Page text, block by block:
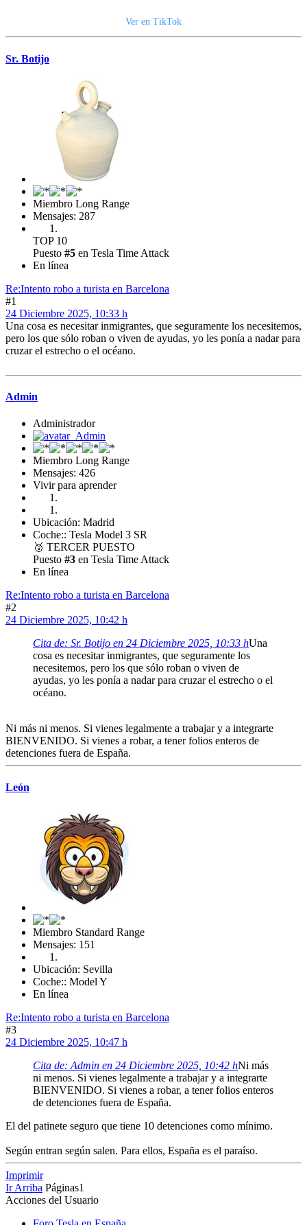
Ver en TikTok
Sr. Botijo
Miembro Long Range
Mensajes: 287
TOP 10
Puesto #5 en Tesla Time Attack
En línea
Re:Intento robo a turista en Barcelona
#1
24 Diciembre 2025, 10:33 h
Una cosa es necesitar inmigrantes, que seguramente los necesitemos,
pero los que sólo roban o viven de ayudas, yo les ponía a nadar para
cruzar el estrecho o el océano.
Admin
Administrador
Miembro Long Range
Mensajes: 426
Vivir para aprender
Ubicación: Madrid
Coche:: Tesla Model 3 SR
🥉 TERCER PUESTO
Puesto #3 en Tesla Time Attack
En línea
Re:Intento robo a turista en Barcelona
#2
24 Diciembre 2025, 10:42 h
Cita de: Sr. Botijo en 24 Diciembre 2025, 10:33 hUna
cosa es necesitar inmigrantes, que seguramente los
necesitemos, pero los que sólo roban o viven de
ayudas, yo les ponía a nadar para cruzar el estrecho o el
océano.
Ni más ni menos. Si vienes legalmente a trabajar y a integrarte
BIENVENIDO. Si vienes a robar, a tener folios enteros de
detenciones fuera de España.
León
Miembro Standard Range
Mensajes: 151
Ubicación: Sevilla
Coche:: Model Y
En línea
Re:Intento robo a turista en Barcelona
#3
24 Diciembre 2025, 10:47 h
Cita de: Admin en 24 Diciembre 2025, 10:42 hNi más
ni menos. Si vienes legalmente a trabajar y a integrarte
BIENVENIDO. Si vienes a robar, a tener folios enteros
de detenciones fuera de España.
El del patinete seguro que tiene 10 detenciones como mínimo.
Según entran según salen. Para ellos, España es el paraíso.
Imprimir
Ir Arriba Páginas1
Acciones del Usuario